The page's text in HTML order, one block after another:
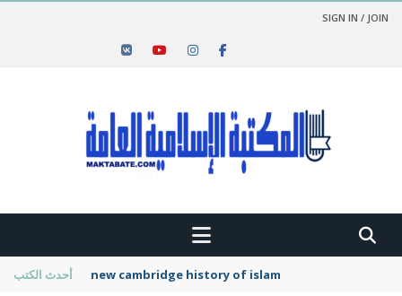
SIGN IN / JOIN
أحدث الكتب new cambridge history of islam